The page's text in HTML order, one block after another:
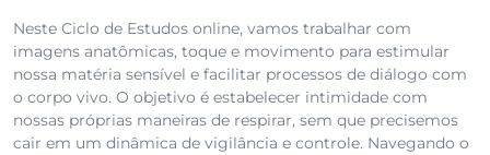
Neste Ciclo de Estudos online, vamos trabalhar com
imagens anatômicas, toque e movimento para estimular
nossa matéria sensível e facilitar processos de diálogo com
o corpo vivo. O objetivo é estabelecer intimidade com
nossas próprias maneiras de respirar, sem que precisemos
cair em um dinâmica de vigilância e controle. Navegando o